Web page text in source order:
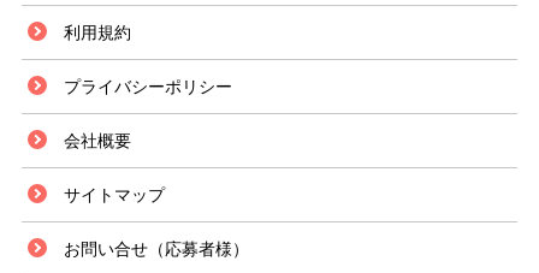
利用規約
プライバシーポリシー
会社概要
サイトマップ
お問い合せ（応募者様）